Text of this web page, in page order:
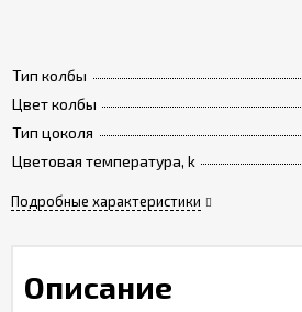
Тип колбы
Цвет колбы
Тип цоколя
Цветовая температура, k
Подробные характеристики
Описание